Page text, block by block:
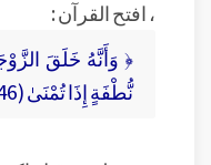
، افتح القرآن :
نُّطْفَةٍ إِذَا تُمْنَىٰ (46) ﴾